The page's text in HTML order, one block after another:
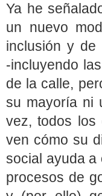
Ya he
un nuevo
inclusión y de
‑incluyendo
de la calle,
su mayoría ni
vez, todos los
ven cómo su
social ayuda a
procesos de